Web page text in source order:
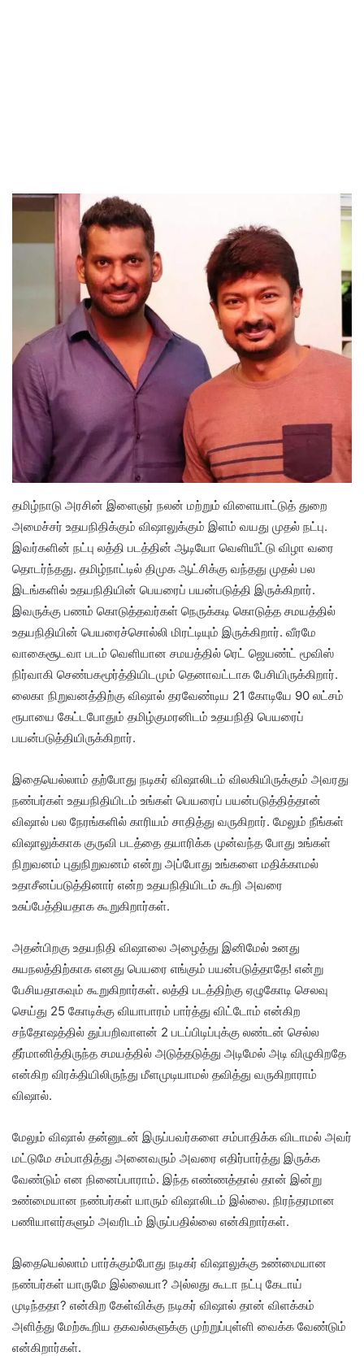
தமிழ்நாடு அரசின் இளைஞர் நலன் மற்றும் விளையாட்டுத் துறை
அமைச்சர் உதயநிதிக்கும் விஷாலுக்கும் இளம் வயது முதல் நட்பு.
இவர்களின் நட்பு லத்தி படத்தின் ஆடியோ வெளியீட்டு விழா வரை
தொடர்ந்தது. தமிழ்நாட்டில் திமுக ஆட்சிக்கு வந்தது முதல் பல
இடங்களில் உதயநிதியின் பெயரைப் பயன்படுத்தி இருக்கிறார்.
இவருக்கு பணம் கொடுத்தவர்கள் நெருக்கடி கொடுத்த சமயத்தில்
உதயநிதியின் பெயரைச்சொல்லி மிரட்டியும் இருக்கிறார். வீரமே
வாகைசூடவா படம் வெளியான சமயத்தில் ரெட் ஜெயண்ட் மூவிஸ்
நிர்வாகி செண்பகமூர்த்தியிடமும் தெனாவட்டாக பேசியிருக்கிறார்.
லைகா நிறுவனத்திற்கு விஷால் தரவேண்டிய 21 கோடியே 90 லட்சம்
ரூபாயை கேட்டபோதும் தமிழ்குமரனிடம் உதயநிதி பெயரைப்
பயன்படுத்தியிருக்கிறார்.
இதையெல்லாம் தற்போது நடிகர் விஷாலிடம் விலகியிருக்கும் அவரது
நண்பர்கள் உதயநிதியிடம் உங்கள் பெயரைப் பயன்படுத்தித்தான்
விஷால் பல நேரங்களில் காரியம் சாதித்து வருகிறார். மேலும் நீங்கள்
விஷாலுக்காக குருவி படத்தை தயாரிக்க முன்வந்த போது உங்கள்
நிறுவனம் புதுநிறுவனம் என்று அப்போது உங்களை மதிக்காமல்
உதாசீனப்படுத்தினார் என்ற உதயநிதியிடம் கூறி அவரை
உசுப்பேத்தியதாக கூறுகிறார்கள்.
அதன்பிறகு உதயநிதி விஷாலை அழைத்து இனிமேல் உனது
சுயநலத்திற்காக எனது பெயரை எங்கும் பயன்படுத்தாதே! என்று
பேசியதாகவும் கூறுகிறார்கள். லத்தி படத்திற்கு ஏழுகோடி செலவு
செய்து 25 கோடிக்கு வியாபாரம் பார்த்து விட்டோம் என்கிற
சந்தோஷத்தில் துப்பறிவாளன் 2 படப்பிடிப்புக்கு லண்டன் செல்ல
தீர்மானித்திருந்த சமயத்தில் அடுத்தடுத்து அடிமேல் அடி விழுகிறதே
என்கிற விரக்தியிலிருந்து மீளமுடியாமல் தவித்து வருகிறாராம்
விஷால்.
மேலும் விஷால் தன்னுடன் இருப்பவர்களை சம்பாதிக்க விடாமல் அவர்
மட்டுமே சம்பாதித்து அனைவரும் அவரை எதிர்பார்த்து இருக்க
வேண்டும் என நினைப்பாராம். இந்த எண்ணத்தால் தான் இன்று
உண்மையான நண்பர்கள் யாரும் விஷாலிடம் இல்லை. நிரந்தரமான
பணியாளர்களும் அவரிடம் இருப்பதில்லை என்கிறார்கள்.
இதையெல்லாம் பார்க்கும்போது நடிகர் விஷாலுக்கு உண்மையான
நண்பர்கள் யாருமே இல்லையா? அல்லது கூடா நட்பு கேடாய்
முடிந்ததா? என்கிற கேள்விக்கு நடிகர் விஷால் தான் விளக்கம்
அளித்து மேற்கூறிய தகவல்களுக்கு முற்றுப்புள்ளி வைக்க வேண்டும்
என்கிறார்கள்.